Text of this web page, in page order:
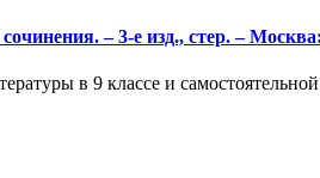
– 3-е изд., стер. –
в 9 классе и